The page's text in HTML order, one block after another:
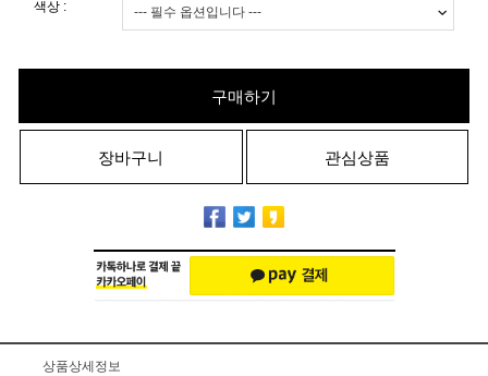
색상 :
구매하기
장바구니 관심상품
상품상세정보